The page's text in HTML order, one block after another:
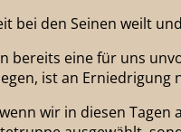
bei den Seinen weilt
bereits eine für uns
ist an
wir in diesen